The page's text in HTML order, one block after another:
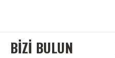
BIZI BULUN